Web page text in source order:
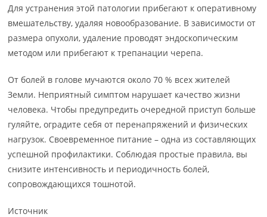
Для устранения этой патологии прибегают к оперативному
вмешательству, удаляя новообразование. В зависимости от
размера опухоли, удаление проводят эндоскопическим
методом или прибегают к трепанации черепа.
От болей в голове мучаются около 70 % всех жителей
Земли. Неприятный симптом нарушает качество жизни
человека. Чтобы предупредить очередной приступ больше
гуляйте, оградите себя от перенапряжений и физических
нагрузок. Своевременное питание – одна из составляющих
успешной профилактики. Соблюдая простые правила, вы
снизите интенсивность и периодичность болей,
сопровождающихся тошнотой.
Источник